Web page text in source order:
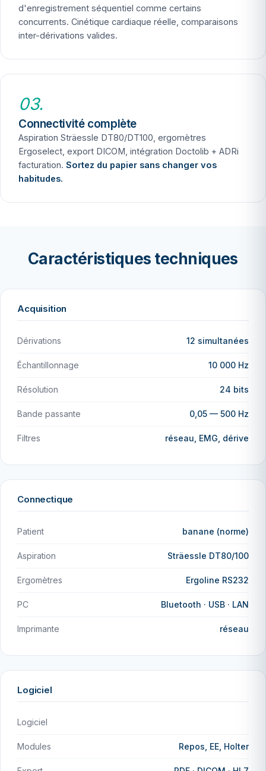
d'enregistrement séquentiel comme certains
concurrents. Cinétique cardiaque réelle, comparaisons
inter-dérivations valides.
03.
Connectivité complète
Aspiration Sträessle DT80/DT100, ergomètres
Ergoselect, export DICOM, intégration Doctolib + ADRi
facturation. Sortez du papier sans changer vos
habitudes.
Caractéristiques techniques
Acquisition
Dérivations 12 simultanées
Échantillonnage 10 000 Hz
Résolution 24 bits
Bande passante 0,05 — 500 Hz
Filtres réseau, EMG, dérive
Connectique
Patient banane (norme)
Aspiration Sträessle DT80/100
Ergomètres Ergoline RS232
PC Bluetooth · USB · LAN
Imprimante réseau
Logiciel
Logiciel
Modules Repos, EE, Holter